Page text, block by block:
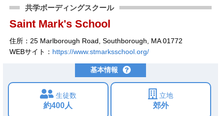
共学ボーディングスクール
Saint Mark's School
住所：25 Marlborough Road, Southborough, MA 01772
WEBサイト： https://www.stmarksschool.org/
基本情報
生徒数
約400人
立地
郊外